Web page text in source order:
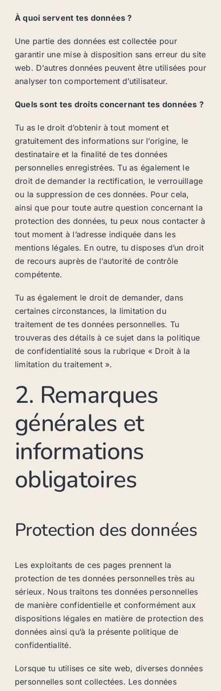
À quoi servent tes données ?
Une partie des données est collectée pour
garantir une mise à disposition sans erreur du site
web. D’autres données peuvent être utilisées pour
analyser ton comportement d’utilisateur.
Quels sont tes droits concernant tes données ?
Tu as le droit d’obtenir à tout moment et
gratuitement des informations sur l’origine, le
destinataire et la finalité de tes données
personnelles enregistrées. Tu as également le
droit de demander la rectification, le verrouillage
ou la suppression de ces données. Pour cela,
ainsi que pour toute autre question concernant la
protection des données, tu peux nous contacter à
tout moment à l’adresse indiquée dans les
mentions légales. En outre, tu disposes d’un droit
de recours auprès de l’autorité de contrôle
compétente.
Tu as également le droit de demander, dans
certaines circonstances, la limitation du
traitement de tes données personnelles. Tu
trouveras des détails à ce sujet dans la politique
de confidentialité sous la rubrique « Droit à la
limitation du traitement ».
2. Remarques
générales et
informations
obligatoires
Protection des données
Les exploitants de ces pages prennent la
protection de tes données personnelles très au
sérieux. Nous traitons tes données personnelles
de manière confidentielle et conformément aux
dispositions légales en matière de protection des
données ainsi qu’à la présente politique de
confidentialité.
Lorsque tu utilises ce site web, diverses données
personnelles sont collectées. Les données